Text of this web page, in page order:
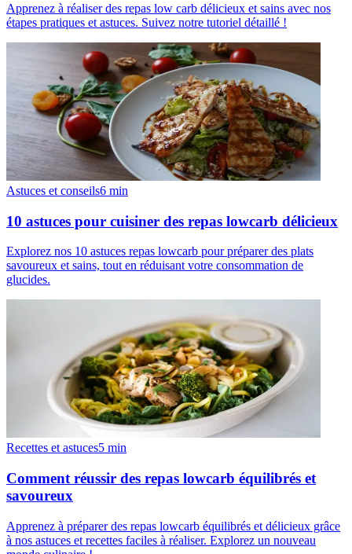
Apprenez à réaliser des repas low carb délicieux et sains avec nos
étapes pratiques et astuces. Suivez notre tutoriel détaillé !
Astuces et conseils6 min
10 astuces pour cuisiner des repas lowcarb délicieux
Explorez nos 10 astuces repas lowcarb pour préparer des plats
savoureux et sains, tout en réduisant votre consommation de
glucides.
Recettes et astuces5 min
Comment réussir des repas lowcarb équilibrés et
savoureux
Apprenez à préparer des repas lowcarb équilibrés et délicieux grâce
à nos astuces et recettes faciles à réaliser. Explorez un nouveau